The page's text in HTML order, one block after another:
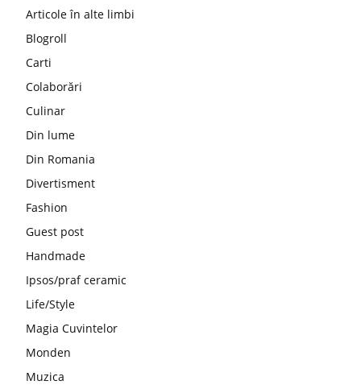
Articole în alte limbi
Blogroll
Carti
Colaborări
Culinar
Din lume
Din Romania
Divertisment
Fashion
Guest post
Handmade
Ipsos/praf ceramic
Life/Style
Magia Cuvintelor
Monden
Muzica